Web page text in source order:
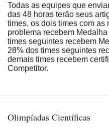
Todas as equipes que
das 48 horas terão seus
times, os dois times com as
problema recebem
times seguintes recebem
28% dos times seguintes
demais times recebem
Competitor.
Olimpíadas Científicas